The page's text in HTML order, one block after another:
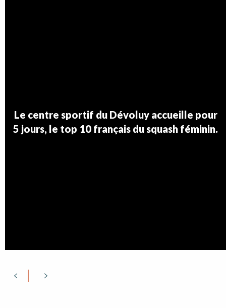
Le centre sportif du Dévoluy accueille pour
5 jours, le top 10 français du squash féminin.